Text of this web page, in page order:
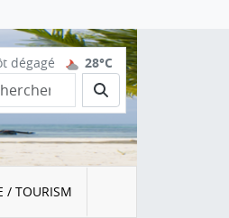
dégagé 28°C
/ TOURISM